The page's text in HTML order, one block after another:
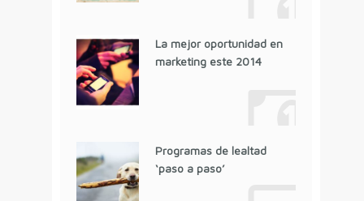
La mejor oportunidad en
marketing este 2014
Programas de lealtad
‘paso a paso’